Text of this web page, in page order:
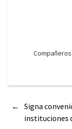
←
Signa
instituciones